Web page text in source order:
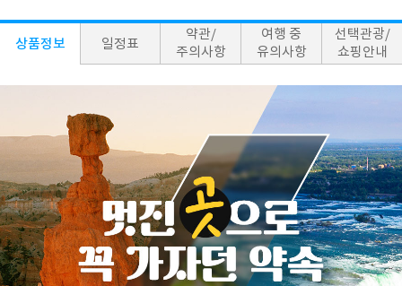
상품정보 일정표
약관/
주의사항
여행 중
유의사항
선택관광/
쇼핑안내